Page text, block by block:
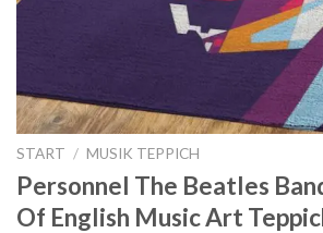
START / MUSIK TEPPICH
Personnel The Beatles
Of English Music Art